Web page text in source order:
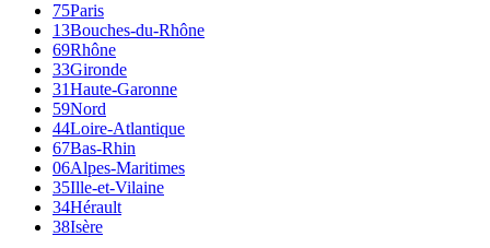
75Paris
13Bouches-du-Rhône
69Rhône
33Gironde
31Haute-Garonne
59Nord
44Loire-Atlantique
67Bas-Rhin
06Alpes-Maritimes
35Ille-et-Vilaine
34Hérault
38Isère